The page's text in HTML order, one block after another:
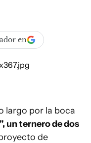
en
largo por la boca
un ternero de dos
de